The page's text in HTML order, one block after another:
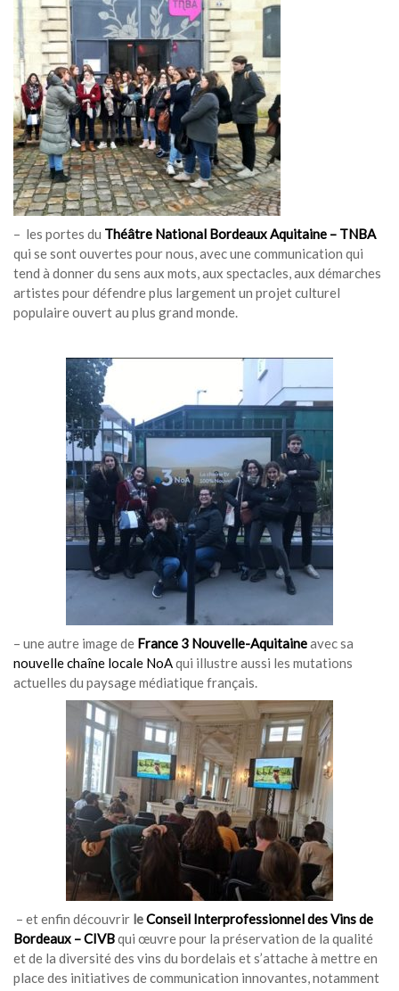
– les portes du Théâtre National Bordeaux Aquitaine – TNBA
qui se sont ouvertes pour nous, avec une communication qui
tend à donner du sens aux mots, aux spectacles, aux démarches
artistes pour défendre plus largement un projet culturel
populaire ouvert au plus grand monde.
– une autre image de France 3 Nouvelle-Aquitaineavec sa
nouvelle chaîne locale NoAqui illustre aussi les mutations
actuelles du paysage médiatique français.
– et enfin découvrir leConseil Interprofessionnel des Vins de
Bordeaux – CIVBqui œuvre pour la préservation de la qualité
et de la diversité des vins du bordelais et s’attache à mettre en
place des initiatives de communication innovantes, notamment